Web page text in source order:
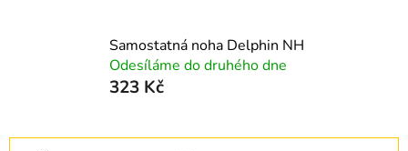
Samostatná noha Delphin NH
Odesíláme do druhého dne
323 Kč